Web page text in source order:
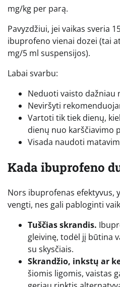
mg/kg per parą.
Pavyzdžiui, jei vaikas sveria
ibuprofeno vienai dozei (tai
mg/5 ml suspensijos).
Labai svarbu:
Neduoti vaisto dažniau
Neviršyti
Vartoti tik tiek dienų,
dienų nuo karščiavimo
Visada naudoti
Kada ibuprofeno
Nors ibuprofenas efektyvus,
vengti, nes gali pabloginti
Tuščias skrandis.
gleivinę, todėl jį būtina
su skysčiais.
Skrandžio, inkstų ar
šiomis ligomis, vaistas